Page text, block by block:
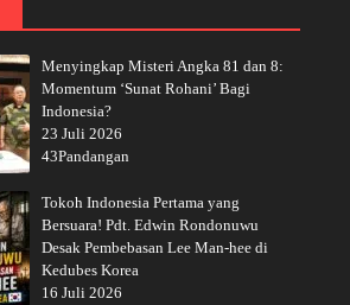
Menyingkap Misteri Angka 81 dan 8:
Momentum ‘Sunat Rohani’ Bagi
Indonesia?
23 Juli 2026
43Pandangan
Tokoh Indonesia Pertama yang
Bersuara! Pdt. Edwin Rondonuwu
Desak Pembebasan Lee Man-hee di
Kedubes Korea
16 Juli 2026